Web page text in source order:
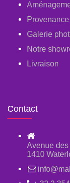
Galerie
Notre
Livraison
Contact
Avenue
1410